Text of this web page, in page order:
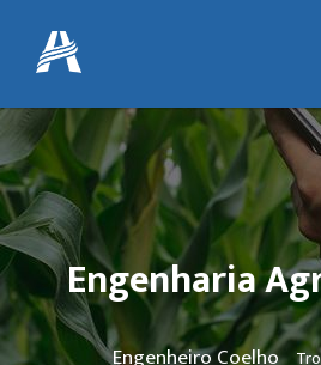
Engenharia
Engenheiro Coelho